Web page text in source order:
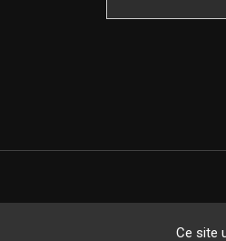
Ce site